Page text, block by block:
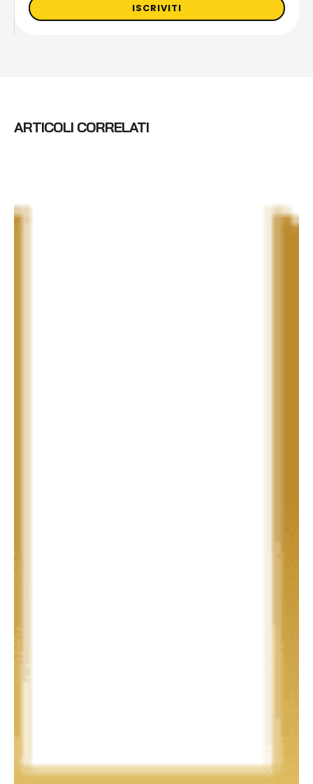
ISCRIVITI
ARTICOLI CORRELATI